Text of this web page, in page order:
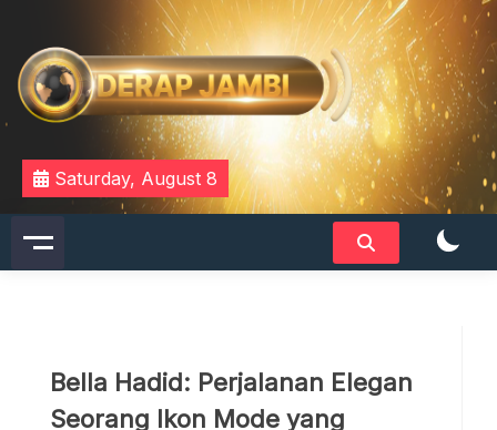
content
DERAPJAMBI
Saturday, August 8
Bella Hadid: Perjalanan Elegan
Seorang Ikon Mode yang